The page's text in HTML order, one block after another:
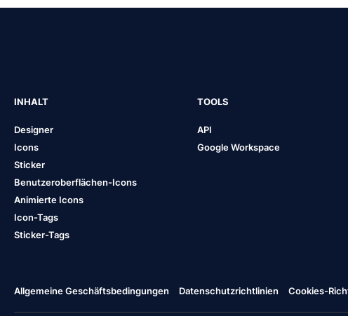
INHALT
Designer
Icons
Sticker
Benutzeroberflächen-Icons
Animierte Icons
Icon-Tags
Sticker-Tags
TOOLS
API
Google Workspace
Allgemeine Geschäftsbedingungen Datenschutzrichtlinien Cookies-